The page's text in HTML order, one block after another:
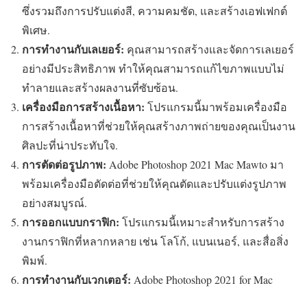
ซึ่งรวมถึงการปรับแต่งสี, ความคมชัด, และสร้างเอฟเฟกต์
พิเศษ.
การทำงานกับเลเยอร์: คุณสามารถสร้างและจัดการเลเยอร์
อย่างมีประสิทธิภาพ ทำให้คุณสามารถแก้ไขภาพแบบไม่
ทำลายและสร้างผลงานที่ซับซ้อน.
เครื่องมือการสร้างเนื้อหา: โปรแกรมนี้มาพร้อมเครื่องมือ
การสร้างเนื้อหาที่ช่วยให้คุณสร้างภาพถ่ายของคุณเป็นงาน
ศิลปะที่น่าประทับใจ.
การตัดต่อรูปภาพ: Adobe Photoshop 2021 Mac Mawto มา
พร้อมเครื่องมือตัดต่อที่ช่วยให้คุณตัดและปรับแต่งรูปภาพ
อย่างสมบูรณ์.
การออกแบบกราฟิก: โปรแกรมนี้เหมาะสำหรับการสร้าง
งานกราฟิกที่หลากหลาย เช่น โลโก้, แบนเนอร์, และสื่อสิ่ง
พิมพ์.
การทำงานกับเวกเตอร์: Adobe Photoshop 2021 for Mac